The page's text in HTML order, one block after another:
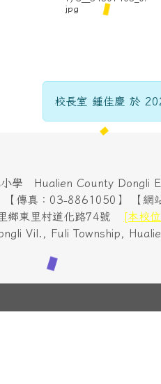
jpg
校長室 鍾佳慶 於
小學 Hualien County Dongli
【傳真：03-8861050】 【網
鄉東里村道化路74號
[本校
Vil., Fuli Township,